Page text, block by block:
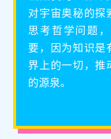
对宇宙奥秘的探
思考哲学问题
要，因为知识是
界上的一切，推
的源泉。